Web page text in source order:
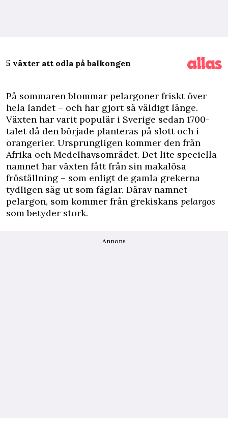
5 växter att odla på balkongen
På sommaren blommar pelargoner friskt över
hela landet – och har gjort så väldigt länge.
Växten har varit populär i Sverige sedan 1700-
talet då den började planteras på slott och i
orangerier. Ursprungligen kommer den från
Afrika och Medelhavsområdet. Det lite speciella
namnet har växten fått från sin makalösa
fröställning – som enligt de gamla grekerna
tydligen såg ut som fåglar. Därav namnet
pelargon, som kommer från grekiskans pelargos
som betyder stork.
Annons